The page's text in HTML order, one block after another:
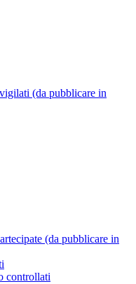
(da pubblicare in
(da pubblicare in
controllati